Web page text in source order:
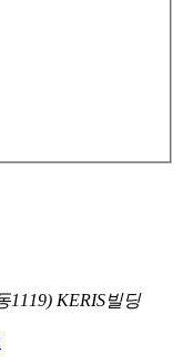
1119) KERIS빌딩